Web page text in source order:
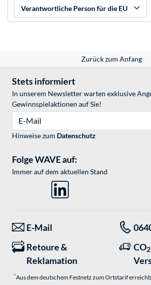
Verantwortliche Person für die EU
Zurück zum Anfang
Stets informiert
In unserem Newsletter warten exklusive
Gewinnspielaktionen auf Sie!
Hinweise zum Datenschutz
Folge WAVE auf:
Immer auf dem aktuellen Stand
E-Mail
Retoure &
Reklamation
CO2
*Aus dem deutschem Festnetz zum Ortstarif